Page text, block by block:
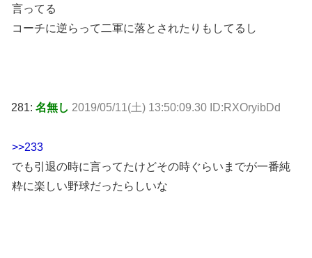
言ってる
コーチに逆らって二軍に落とされたりもしてるし
281: 名無し 2019/05/11(土) 13:50:09.30 ID:RXOryibDd
>>233
でも引退の時に言ってたけどその時ぐらいまでが一番純
粋に楽しい野球だったらしいな